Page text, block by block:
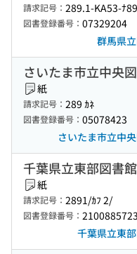
請求記号： 289.1-KA53-ﾅ89
図書登録番号： 07329204
群馬県
さいたま市立中央
紙
請求記号： 289 ｶﾈ
図書登録番号： 05078423
さいたま市立中
千葉県立東部図書館
紙
請求記号： 2891/ｶﾌ 2/
図書登録番号： 2100885723
千葉県立東